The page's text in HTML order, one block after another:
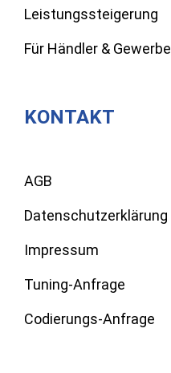
Leistungssteigerung
Für Händler & Gewerbe
KONTAKT
AGB
Datenschutzerklärung
Impressum
Tuning-Anfrage
Codierungs-Anfrage